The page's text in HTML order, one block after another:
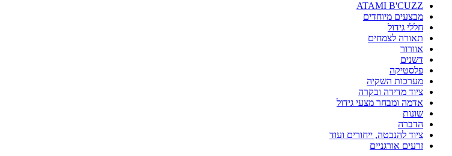
ATAMI B'CUZZ
מבצעים מיוחדים
חללי גידול
תאורה לצמחים
אוורור
דשנים
פלסטיקה
מערכות השקיה
ציוד מדידה ובקרה
אדמה ומבחר מצעי גידול
שונות
הדברה
ציוד להנבטה, ייחורים ועוד
זרעים אורגניים